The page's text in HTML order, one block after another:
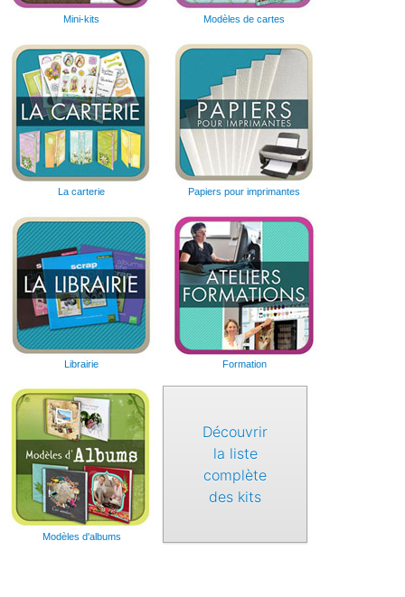
Mini-kits Modèles de cartes
La carterie Papiers pour imprimantes
Librairie Formation
Modèles d'albums
Découvrir
la liste
complète
des kits